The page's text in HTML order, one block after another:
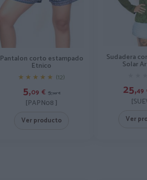
Pantalon corto estampado
Etnico
★★★★★
★★★★★ (12)
5,09 € 5,99 €
[PAPN08 ]
Ver producto
Sudadera
Solar
25,49
Ver